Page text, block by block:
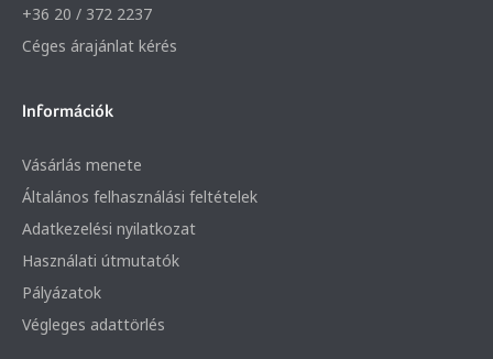
+36 20 / 372 2237
Céges árajánlat kérés
Információk
Vásárlás menete
Általános felhasználási feltételek
Adatkezelési nyilatkozat
Használati útmutatók
Pályázatok
Végleges adattörlés